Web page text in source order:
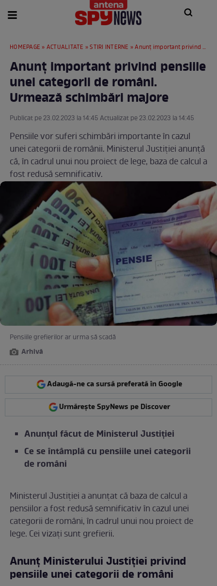
HOMEPAGE » ACTUALITATE »STIRI INTERNE » Anunț important privind pensiile unei categorii de români. Urmează schimbări majore
Anunț important privind pensiile
unei categorii de români.
Urmează schimbări majore
Publicat pe 23.02.2023 la 14:45 Actualizat pe 23.02.2023 la 14:45
Pensiile vor suferi schimbări importante în cazul
unei categorii de românii. Ministerul Justiției anunță
că, în cadrul unui nou proiect de lege, baza de calcul a
fost redusă semnificativ.
Pensiile grefierilor ar urma să scadă
Arhivă
Adaugă-ne ca sursă preferată în Google
Urmărește SpyNews pe Discover
Anunțul făcut de Ministerul Justiției
Ce se întâmplă cu pensiile unei categorii
de români
Ministerul Justiției a anunțat că baza de calcul a
pensiilor a fost redusă semnificativ în cazul unei
categorii de români, în cadrul unui nou proiect de
lege. Cei vizați sunt grefierii.
Anunț Ministerului Justiției privind
pensiile unei categorii de români